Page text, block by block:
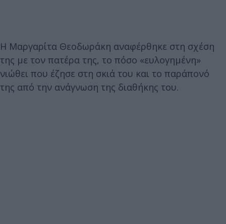
Η Μαργαρίτα Θεοδωράκη αναφέρθηκε στη σχέση
της με τον πατέρα της, το πόσο «ευλογημένη»
νιώθει που έζησε στη σκιά του και το παράπονό
της από την ανάγνωση της διαθήκης του.